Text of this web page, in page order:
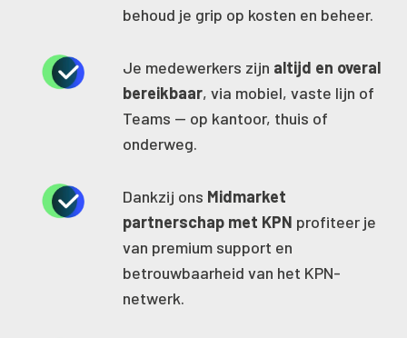
behoud je grip op kosten en beheer.
Je medewerkers zijn altijd en overal
bereikbaar, via mobiel, vaste lijn of
Teams — op kantoor, thuis of
onderweg.
Dankzij ons Midmarket
partnerschap met KPN profiteer je
van premium support en
betrouwbaarheid van het KPN-
netwerk.